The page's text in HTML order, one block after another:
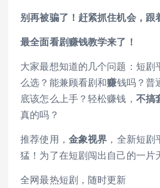
别再被骗了！赶紧抓住机会，跟
最全面看剧赚钱教学来了！
大家最想知道的几个问题：短剧
么选？能兼顾看剧和赚钱吗？普
底该怎么上手？轻松赚钱， 不搞
真的吗？
推荐使用， 金象视界 ，全新短
猛！为了在短剧闯出自己的一片
全网最热短剧，随时更新